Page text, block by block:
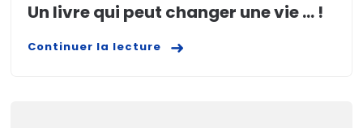
Un livre qui peut changer une vie … !
Continuer la lecture